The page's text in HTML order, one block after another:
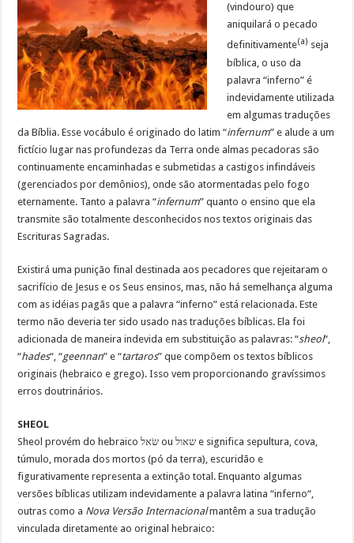
(vindouro) que
aniquilará o pecado
definitivamente(a) seja
bíblica, o uso da
palavra “inferno” é
indevidamente utilizada
em algumas traduções
da Bíblia. Esse vocábulo é originado do latim “infernum” e alude a um
fictício lugar nas profundezas da Terra onde almas pecadoras são
continuamente encaminhadas e submetidas a castigos infindáveis
(gerenciados por demônios), onde são atormentadas pelo fogo
eternamente. Tanto a palavra “infernum” quanto o ensino que ela
transmite são totalmente desconhecidos nos textos originais das
Escrituras Sagradas.
Existirá uma punição final destinada aos pecadores que rejeitaram o
sacrifício de Jesus e os Seus ensinos, mas, não há semelhança alguma
com as idéias pagãs que a palavra “inferno” está relacionada. Este
termo não deveria ter sido usado nas traduções bíblicas. Ela foi
adicionada de maneira indevida em substituição as palavras: “sheol“,
“hades“, “geennan” e “tartaros” que compõem os textos bíblicos
originais (hebraico e grego). Isso vem proporcionando gravíssimos
erros doutrinários.
SHEOL
Sheol provém do hebraico שׂאל ou שאול e significa sepultura, cova,
túmulo, morada dos mortos (pó da terra), escuridão e
figurativamente representa a extinção total. Enquanto algumas
versões bíblicas utilizam indevidamente a palavra latina “inferno“,
outras como a Nova Versão Internacionalmantêm a sua tradução
vinculada diretamente ao original hebraico: